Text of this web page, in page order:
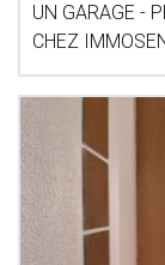
UN GARAGE -
CHEZ